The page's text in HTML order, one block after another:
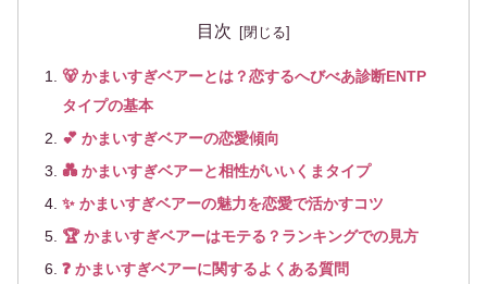
目次
🐻 かまいすぎベアーとは？恋するへびべあ診断ENTP
タイプの基本
💕 かまいすぎベアーの恋愛傾向
💑 かまいすぎベアーと相性がいいくまタイプ
✨ かまいすぎベアーの魅力を恋愛で活かすコツ
🏆 かまいすぎベアーはモテる？ランキングでの見方
❓ かまいすぎベアーに関するよくある質問